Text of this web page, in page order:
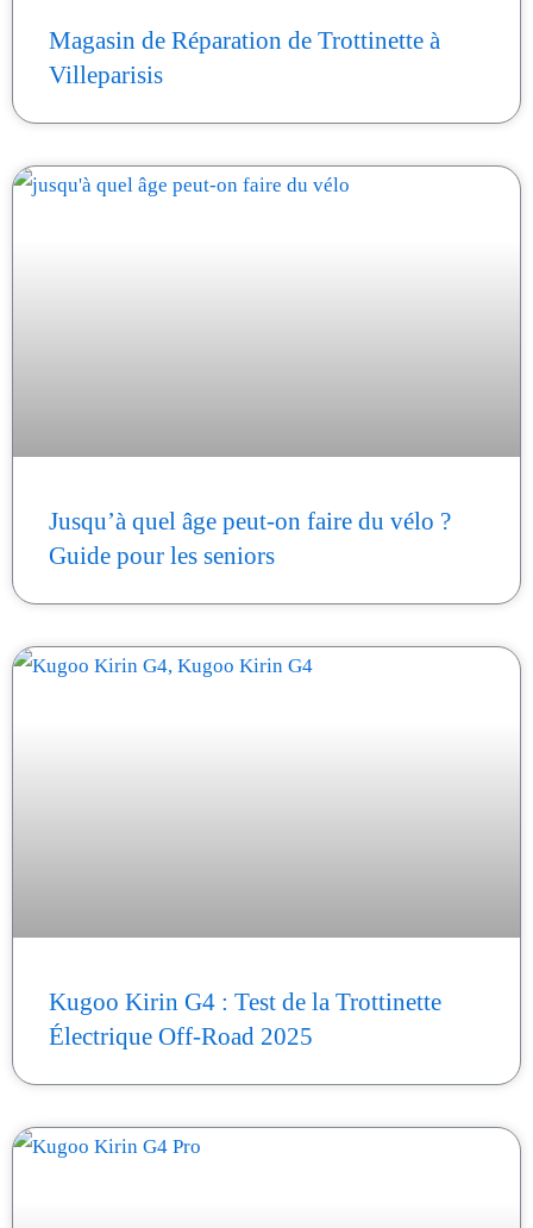
Magasin de Réparation de Trottinette à
Villeparisis
Jusqu’à quel âge peut-on faire du vélo ?
Guide pour les seniors
Kugoo Kirin G4 : Test de la Trottinette
Électrique Off-Road 2025